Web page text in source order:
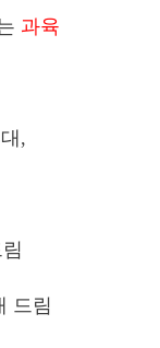
과육
,
드림